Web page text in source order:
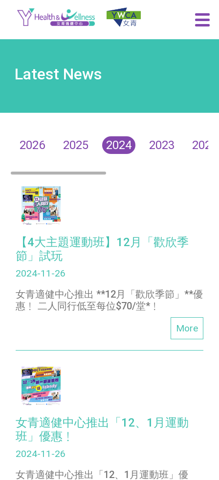
Latest News
2026 2025 2024 2023 2022
【4大主題運動班】12月「歡欣季
節」試玩
2024-11-26
女青適健中心推出 **12月「歡欣季節」**優
惠﹗ 二人同行低至每位$70/堂*﹗
More
女青適健中心推出「12、1月運動
班」優惠﹗
2024-11-26
女青適健中心推出「12、1月運動班」優